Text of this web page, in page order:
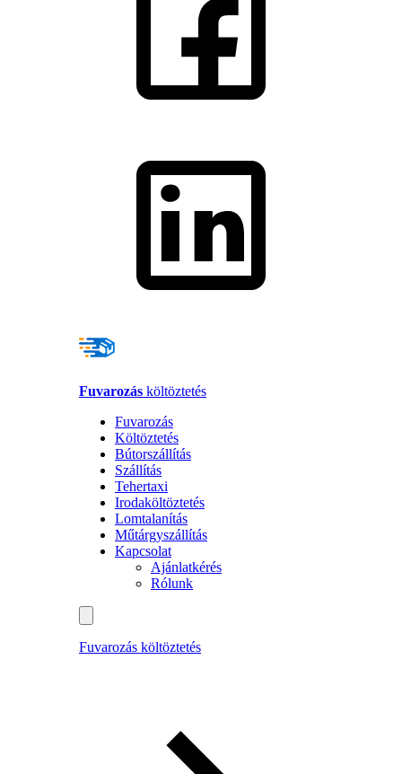
Fuvarozás költöztetés
Fuvarozás
Költöztetés
Bútorszállítás
Szállítás
Tehertaxi
Irodaköltöztetés
Lomtalanítás
Műtárgyszállítás
Kapcsolat
Ajánlatkérés
Rólunk
Fuvarozás költöztetés